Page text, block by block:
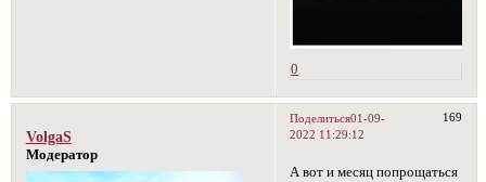
0
Поделиться 169
01-09-
2022 11:29:12
VolgaS
Модератор
А вот и месяц попрощаться